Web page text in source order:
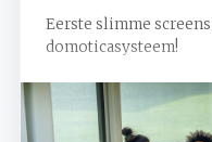
Eerste slimme
domoticasysteem!